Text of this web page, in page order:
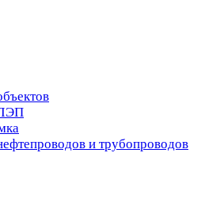
и трубопроводов